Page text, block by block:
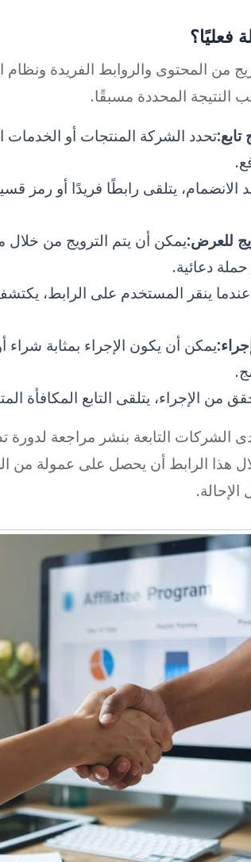
فعليًا؟
من المحتوى والروابط الفريدة
النتيجة المحددة مسبقًا.
تحدد الشركة المنتجات أو الخدمات
الانضمام، يتلقى رابطًا فريدًا أو رمز
للعرض:يمكن أن يتم الترويج من خلال
دعائية.
عندما ينقر المستخدم على الرابط،
يمكن أن يكون الإجراء بمثابة
من الإجراء، يتلقى التابع المكافأة
الشركات التابعة بنشر مراجعة
هذا الرابط أن يحصل على عمولة من